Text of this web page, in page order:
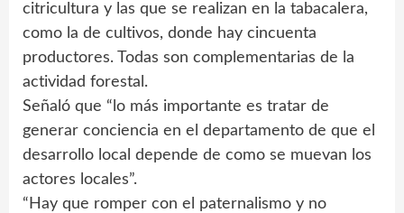
citricultura y las que se realizan en la tabacalera,
como la de cultivos, donde hay cincuenta
productores. Todas son complementarias de la
actividad forestal.
Señaló que “lo más importante es tratar de
generar conciencia en el departamento de que el
desarrollo local depende de como se muevan los
actores locales”.
“Hay que romper con el paternalismo y no